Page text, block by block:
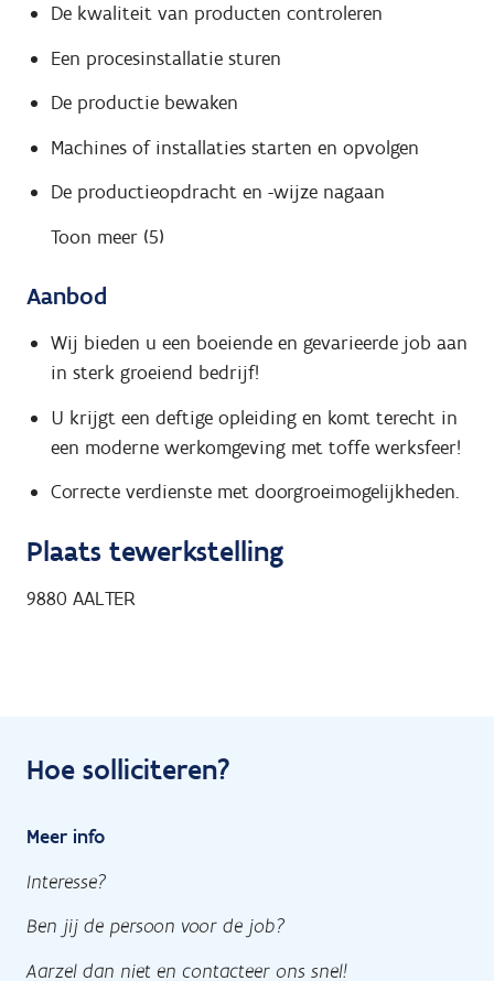
De kwaliteit van producten controleren
Een procesinstallatie sturen
De productie bewaken
Machines of installaties starten en opvolgen
De productieopdracht en -wijze nagaan
Toon meer (5)
Aanbod
Wij bieden u een boeiende en gevarieerde job aan
in sterk groeiend bedrijf!
U krijgt een deftige opleiding en komt terecht in
een moderne werkomgeving met toffe werksfeer!
Correcte verdienste met doorgroeimogelijkheden.
Plaats tewerkstelling
9880 AALTER
Hoe solliciteren?
Meer info
Interesse?
Ben jij de persoon voor de job?
Aarzel dan niet en contacteer ons snel!